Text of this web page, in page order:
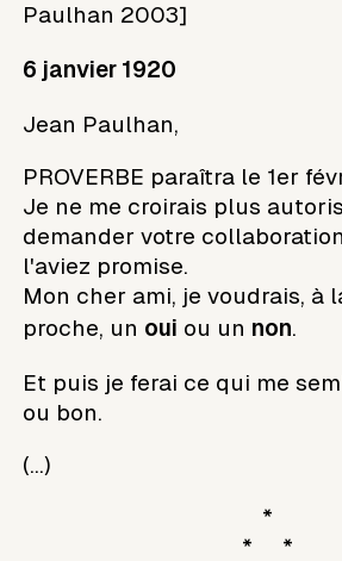
Paulhan 2003]
6 janvier 1920
Jean Paulhan,
PROVERBE paraîtra le 1er
Je ne me croirais plus
demander votre
l'aviez promise.
Mon cher ami, je voudrais, à
proche, un oui ou un non.
Et puis je ferai ce qui me
ou bon.
(...)
*
* *